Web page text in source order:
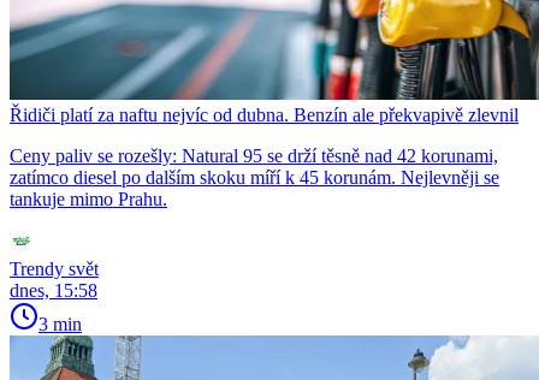
Řidiči platí za naftu nejvíc od dubna. Benzín ale překvapivě zlevnil
Ceny paliv se rozešly: Natural 95 se drží těsně nad 42 korunami,
zatímco diesel po dalším skoku míří k 45 korunám. Nejlevněji se
tankuje mimo Prahu.
Trendy svět
dnes, 15:58
3 min